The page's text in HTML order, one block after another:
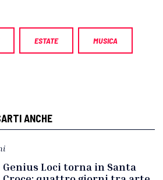
ESTATE MUSICA
ANCHE
Genius Loci torna in Santa